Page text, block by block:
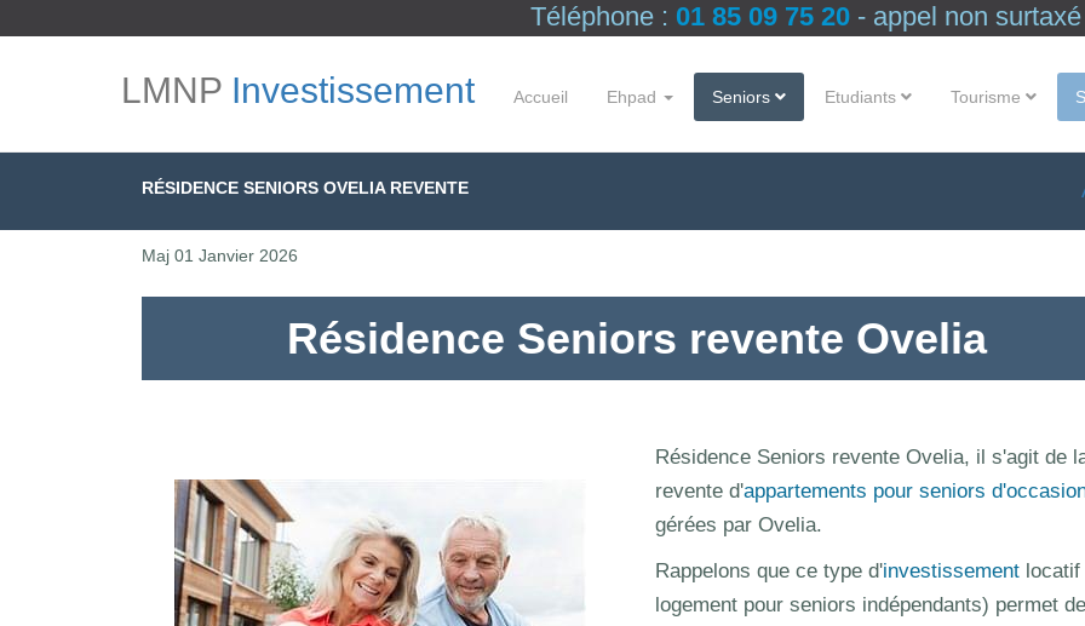
Téléphone : 01 85 09 75 20 - appel non
LMNPInvestissement Accueil Ehpad Seniors Etudiants Tourisme
RÉSIDENCE SENIORS OVELIA REVENTE
Maj 01 Janvier 2026
Résidence Seniors revente Ovelia
Résidence Seniors revente Ovelia, il s'agit de
revente d'appartements pour seniors
gérées par Ovelia.
Rappelons que ce type d'investissementlocatif
logement pour seniors indépendants) permet de